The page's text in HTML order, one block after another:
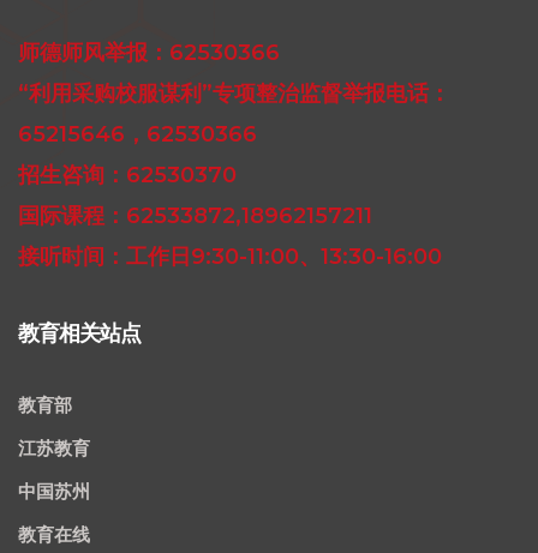
师德师风举报：62530366
“利用采购校服谋利”专项整治监督举报电话：
65215646，62530366
招生咨询：62530370
国际课程：62533872,18962157211
接听时间：工作日9:30-11:00、13:30-16:00
教育相关站点
教育部
江苏教育
中国苏州
教育在线